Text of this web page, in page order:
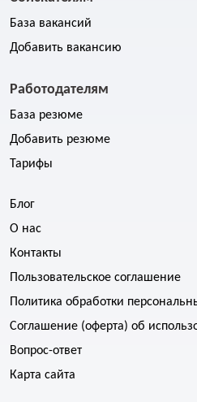
База вакансий
Добавить вакансию
Работодателям
База резюме
Добавить резюме
Тарифы
Блог
О нас
Контакты
Пользовательское соглашение
Политика обработки
Соглашение (оферта) об
Вопрос-ответ
Карта сайта